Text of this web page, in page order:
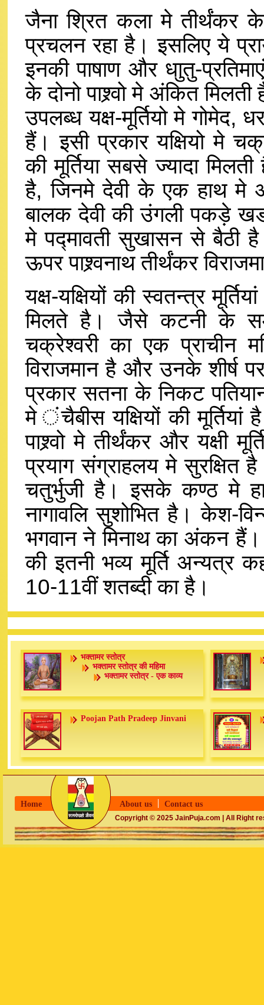
जैना श्रित कला मे तीर्थंकर
प्रचलन रहा है। इसलिए ये
इनकी पाषाण और धाुतु-प्रतिमाएं
के दोनो पाश्र्वो मे अंकित
उपलब्ध यक्ष-मूर्तियो मे गोमेद,
हैं। इसी प्रकार यक्षियो मे
की मूर्तिया सबसे ज्यादा
है, जिनमे देवी के एक हाथ
बालक देवी की उंगली पकड़े
मे पद्मावती सुखासन से
ऊपर पाश्र्वनाथ तीर्थंकर
यक्ष-यक्षियों की स्वतन्त्र
मिलते है। जैसे कटनी के
चक्रेश्वरी का एक प्राचीन
विराजमान है और उनके शीर्ष
प्रकार सतना के निकट
मे ंचैबीस यक्षियों की मूर्तियां
पाश्र्वो मे तीर्थंकर और यक्षी
प्रयाग संग्राहलय मे
चतुर्भुजी है। इसके कण्ठ मे
नागावलि सुशोभित है। केश-
भगवान ने मिनाथ का अंकन हैं।
की इतनी भव्य मूर्ति
10-11वीं शतब्दी का है।
भक्तामर स्तोत्र
भक्तामर स्तोत्र की महिमा
भक्तामर स्तोत्र - एक काव्य
Poojan Path Pradeep Jinvani
Home About us Contact us
Copyright © 2025 JainPuja.com | All Right